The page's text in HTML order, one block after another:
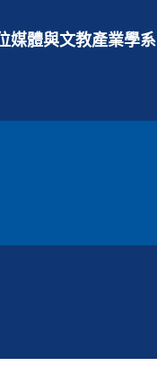
媒體與文教產業學系